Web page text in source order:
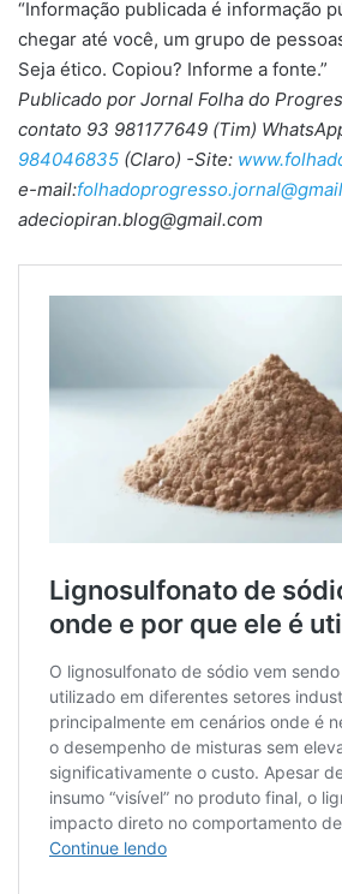
“Informação publicada é informação
chegar até você, um grupo de
Seja ético. Copiou? Informe a fonte.”
Publicado por Jornal Folha do
contato 93 981177649 (Tim)
984046835 (Claro) -Site:
e-mail:
adeciopiran.blog@gmail.com